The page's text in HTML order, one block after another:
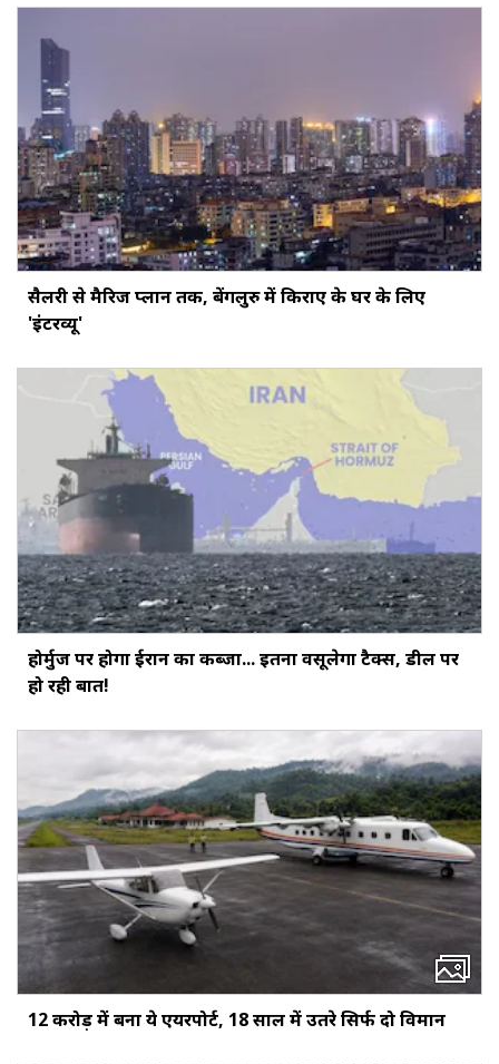
सैलरी से मैरिज प्लान तक, बेंगलुरु में किराए के घर के लिए
'इंटरव्यू'
होर्मुज पर होगा ईरान का कब्जा... इतना वसूलेगा टैक्स, डील पर
हो रही बात!
12 करोड़ में बना ये एयरपोर्ट, 18 साल में उतरे सिर्फ दो विमान